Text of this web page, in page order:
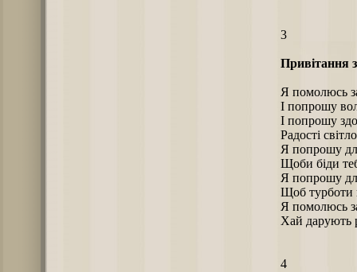
3
Привітання
Я помолюсь
І попрошу
І попрошу
Радості
Я попрошу
Щоби біди
Я попрошу
Щоб турботи
Я помолюсь
Хай дарують
4